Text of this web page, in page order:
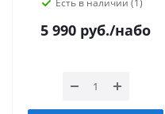
Есть в наличии (1)
5 990 руб./набо